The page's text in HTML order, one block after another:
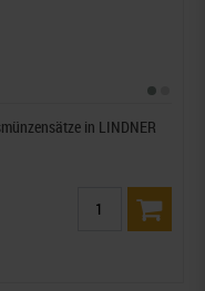
in LINDNER